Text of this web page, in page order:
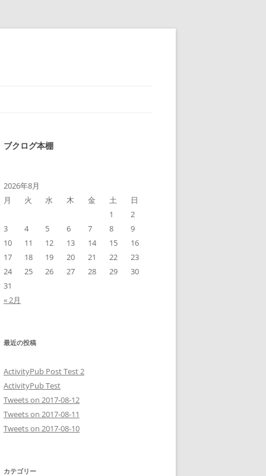
ブクログ本棚
2026年8月
月
火 水 木 金 土
日
1
2
3
4 5 6 7 8
9
10
11 12 13 14 15
16
17
18 19 20 21 22
23
24
25 26 27 28 29
30
31
« 2月
最近の投稿
ActivityPub Post Test 2
ActivityPub Test
Tweets on 2017-08-12
Tweets on 2017-08-11
Tweets on 2017-08-10
カテゴリー